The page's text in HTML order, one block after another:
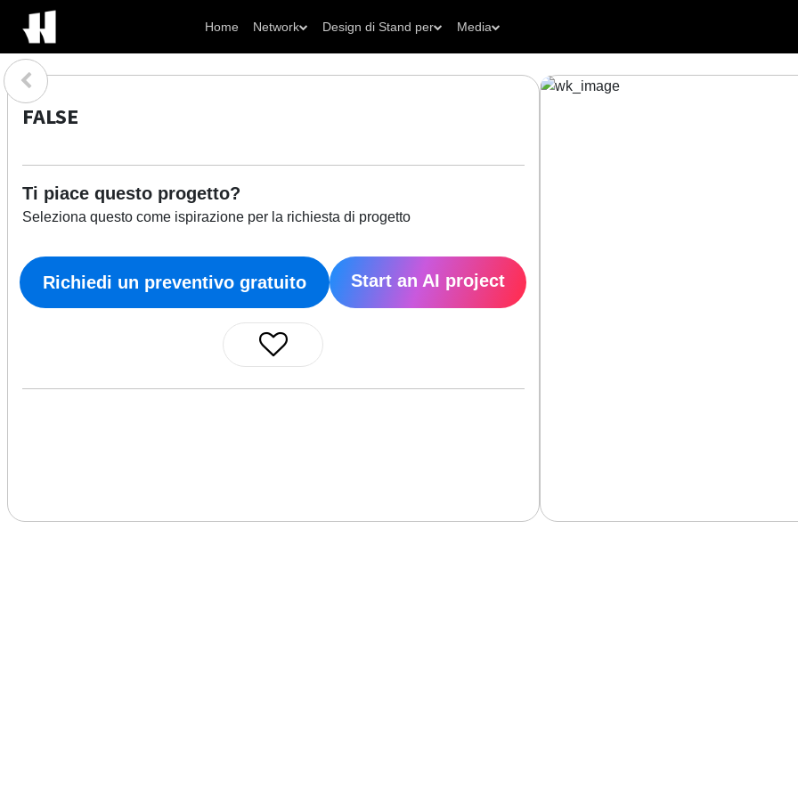
Home Network Design di Stand per Media
FALSE
Ti piace questo progetto?
Seleziona questo come ispirazione per la richiesta di progetto
Richiedi un preventivo gratuito Start an AI project